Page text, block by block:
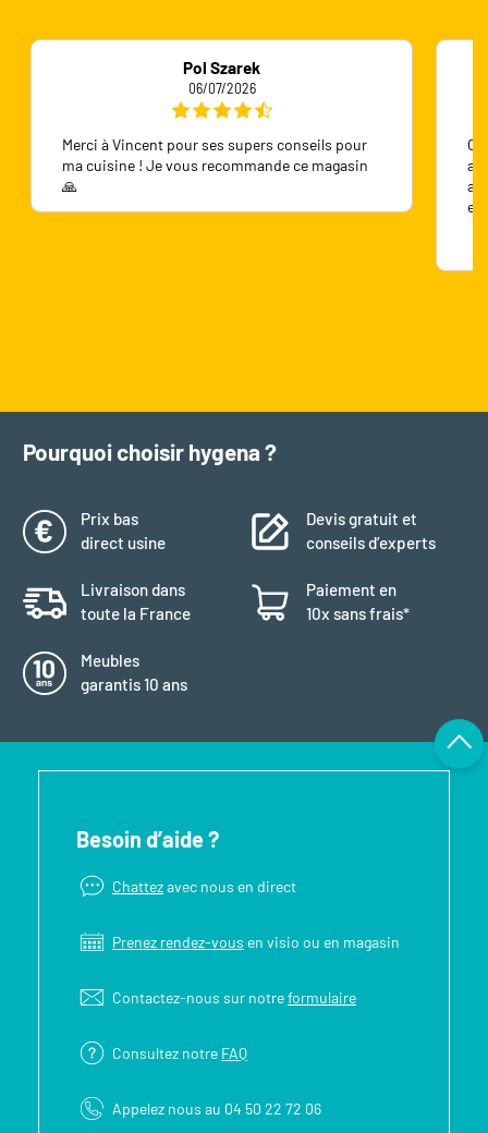
Pol Szarek
06/07/2026
Merci à Vincent pour ses supers conseils pour
ma cuisine ! Je vous recommande ce magasin
🙏
Pourquoi choisir hygena ?
Prix bas
direct usine
Devis gratuit et
conseils d’experts
Livraison dans
toute la France
Paiement en
10x sans frais*
Meubles
garantis 10 ans
Besoin d’aide ?
Chattezavec nous en direct
Prenez rendez-vous en visio ou en magasin
Contactez-nous sur notreformulaire
Consultez notre FAQ
Appelez nous au 04 50 22 72 06